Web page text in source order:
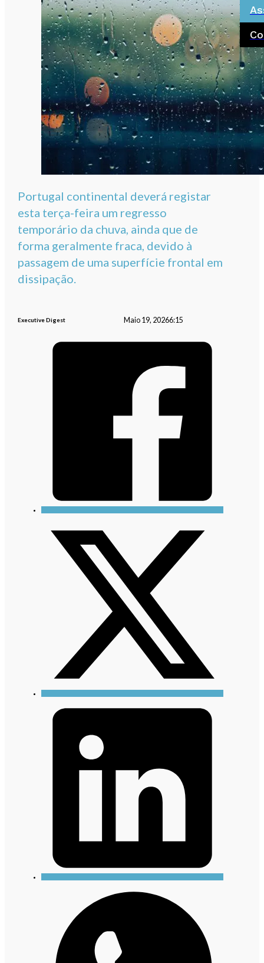
Portugal continental deverá registar
esta terça-feira um regresso
temporário da chuva, ainda que de
forma geralmente fraca, devido à
passagem de uma superfície frontal em
dissipação.
Executive Digest Maio 19, 20266:15